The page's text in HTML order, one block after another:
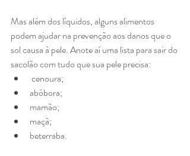
Mas além dos líquidos, alguns alimentos
podem ajudar na prevenção aos danos que o
sol causa à pele. Anote aí uma lista para sair do
sacolão com tudo que sua pele precisa:
cenoura;
abóbora;
mamão;
maçã;
beterraba.